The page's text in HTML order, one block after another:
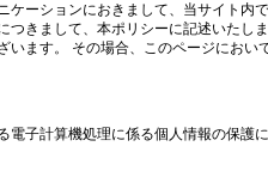
ケーションにおきまして、当サイト内
きまして、本ポリシーに記述いたし
ます。 その場合、このページにおい
電子計算機処理に係る個人情報の保護